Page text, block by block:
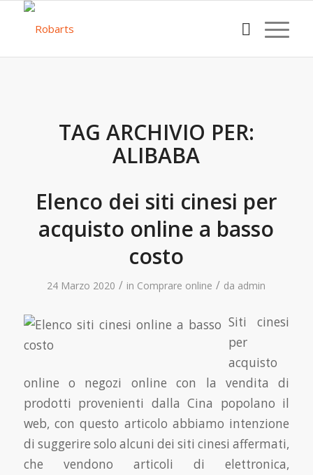
TAG ARCHIVIO PER:
ALIBABA
Elenco dei siti cinesi per
acquisto online a basso
costo
24 Marzo 2020 / in Comprare online / da admin
Siti cinesi
per
acquisto
online o negozi online con la vendita di
prodotti provenienti dalla Cina popolano il
web, con questo articolo abbiamo intenzione
di suggerire solo alcuni dei siti cinesi affermati,
che vendono articoli di elettronica,